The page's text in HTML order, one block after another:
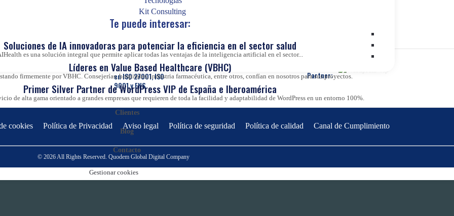
Kit Consulting
Te puede interesar:
Soluciones de IA innovadoras para potenciar la eficiencia en el sector salud
es una solución integral que permite aplicar todas las ventajas de la inteligencia artificial en el sector...
Líderes en Value Based Healthcare (VBHC)
firmemente por VBHC. Consejerías, hospitales, industria farmacéutica, entre otros, confían en nosotros para sus proyectos.
Primer Silver Partner de WordPress VIP de España e Iberoamérica
de alta gama orientado a grandes empresas que requieren de toda la facilidad y adaptabilidad de WordPress en un entorno 100%.
Clientes
Blog
Contacto
Partner:
Empresa Certificada
en ISO 27001, ISO
9001 y ENS
cookies Política de Privacidad Aviso legal Política de seguridad Política de calidad Canal de Cumplimiento
© 2026 All Rights Reserved. Quodem Global Digital Company
Gestionar cookies